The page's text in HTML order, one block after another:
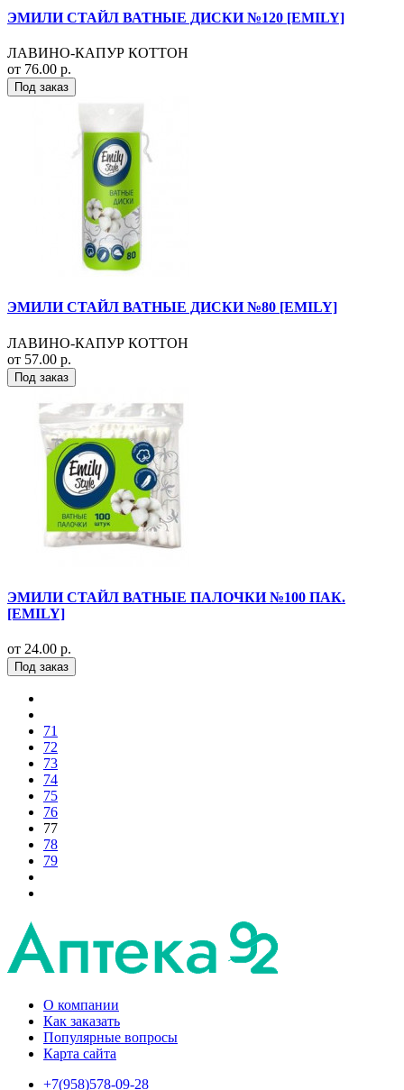
ЭМИЛИ СТАЙЛ ВАТНЫЕ ДИСКИ №120 [EMILY]
ЛАВИНО-КАПУР КОТТОН
от 76.00 р.
Под заказ
ЭМИЛИ СТАЙЛ ВАТНЫЕ ДИСКИ №80 [EMILY]
ЛАВИНО-КАПУР КОТТОН
от 57.00 р.
Под заказ
ЭМИЛИ СТАЙЛ ВАТНЫЕ ПАЛОЧКИ №100 ПАК.
[EMILY]
от 24.00 р.
Под заказ
71
72
73
74
75
76
77
78
79
О компании
Как заказать
Популярные вопросы
Карта сайта
+7(958)578-09-28